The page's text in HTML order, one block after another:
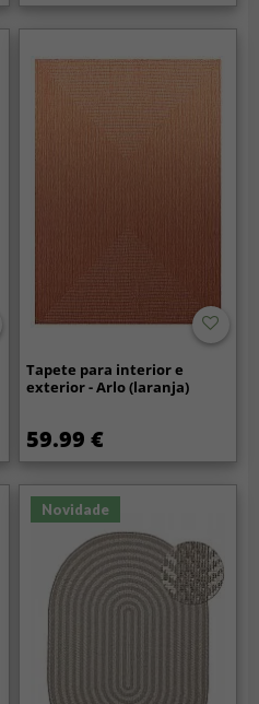
Tapete para interior e
exterior - Arlo (laranja)
59.99 €
Novidade